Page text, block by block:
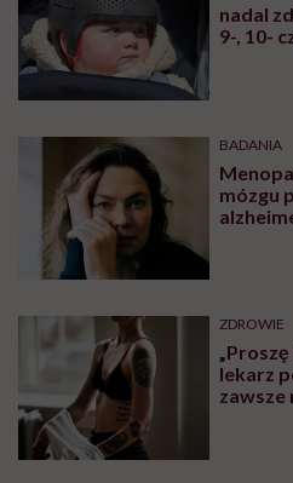
nadal
9-, 10-
głowy”
BADANIA
mózgu
ZDROWIE
lekarz
zawsze